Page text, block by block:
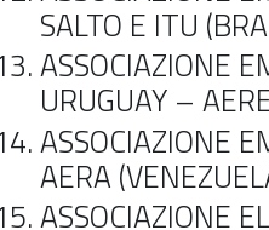
SALTO E ITU
ASSOCIAZIONE
URUGUAY –
ASSOCIAZIONE
AERA
ASSOCIAZIONE